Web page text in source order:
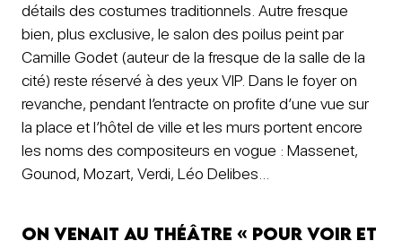
détails des costumes traditionnels. Autre fresque
bien, plus exclusive, le salon des poilus peint par
Camille Godet (auteur de la fresque de la salle de la
cité) reste réservé à des yeux VIP. Dans le foyer on
revanche, pendant l’entracte on profite d’une vue sur
la place et l’hôtel de ville et les murs portent encore
les noms des compositeurs en vogue : Massenet,
Gounod, Mozart, Verdi, Léo Delibes…
On venait au théâtre « pour voir et